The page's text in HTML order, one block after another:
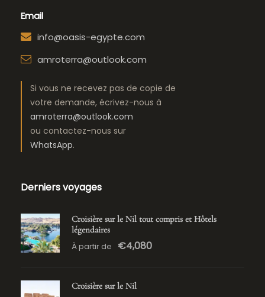
Email
info@oasis-egypte.com
amroterra@outlook.com
Si vous ne recevez pas de copie de
votre demande, écrivez-nous à
amroterra@outlook.com
ou contactez-nous sur
WhatsApp.
Derniers voyages
Croisière sur le Nil tout compris et Hôtels
légendaires
À partir de €4,080
Croisière sur le Nil